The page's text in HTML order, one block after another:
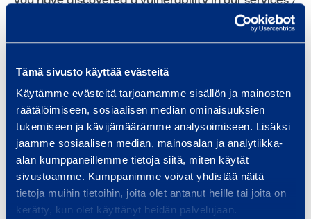
Tämä sivusto käyttää evästeitä
Käytämme evästeitä tarjoamamme sisällön ja mainosten
räätälöimiseen, sosiaalisen median ominaisuuksien
tukemiseen ja kävijämäärämme analysoimiseen. Lisäksi
jaamme sosiaalisen median, mainosalan ja analytiikka-
alan kumppaneillemme tietoja siitä, miten käytät
sivustoamme. Kumppanimme voivat yhdistää näitä
tietoja muihin tietoihin, joita olet antanut heille tai joita on
kerätty, kun olet käyttänyt heidän palvelujaan.
products or otherwise have a cyber security
describing the issue tosecurity-
contact@ramirent.com.
You are welcome to report anonymously or to leave
your contact information.
We may contact you for clarifications / additional